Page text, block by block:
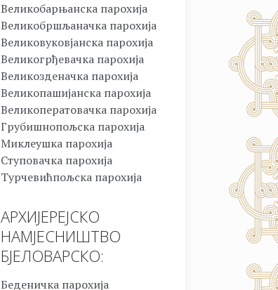
Великобарњанска парохија
Великобршљаначка парохија
Великовуковјанска парохија
Великогрђевачка парохија
Великозденачка парохија
Великопашијанска парохија
Великоператовачка парохија
Грубишнопољска парохија
Миклеушка парохија
Ступовачка парохија
Турчевићпољска парохија
АРХИЈЕРЕЈСКО
НАМЈЕСНИШТВО
БЈЕЛОВАРСКО:
Беденичка парохија